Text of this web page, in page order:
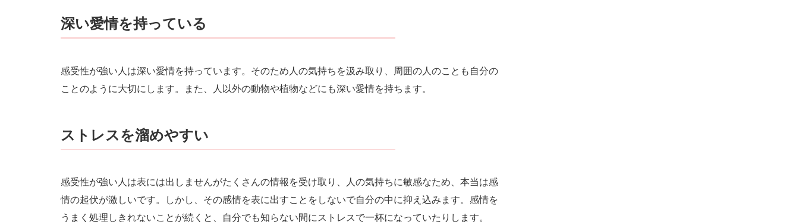
深い愛情を持っている
感受性が強い人は深い愛情を持っています。そのため人の気持ちを汲み取り、周囲の人のことも自分の
ことのように大切にします。また、人以外の動物や植物などにも深い愛情を持ちます。
ストレスを溜めやすい
感受性が強い人は表には出しませんがたくさんの情報を受け取り、人の気持ちに敏感なため、本当は感
情の起伏が激しいです。しかし、その感情を表に出すことをしないで自分の中に抑え込みます。感情を
うまく処理しきれないことが続くと、自分でも知らない間にストレスで一杯になっていたりします。